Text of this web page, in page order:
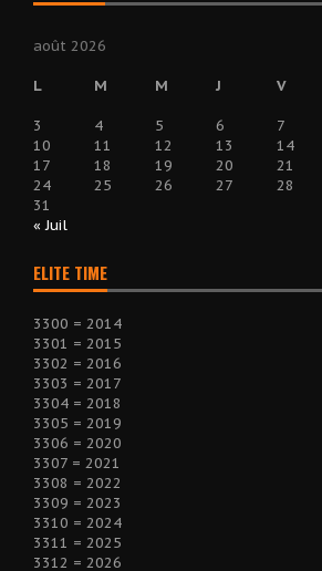
août 2026
L M M J V
3
4 5 6 7
10
11 12 13 14
17
18 19 20 21
24
25 26 27 28
31
« Juil
ELITE TIME
3300 = 2014
3301 = 2015
3302 = 2016
3303 = 2017
3304 = 2018
3305 = 2019
3306 = 2020
3307 = 2021
3308 = 2022
3309 = 2023
3310 = 2024
3311 = 2025
3312 = 2026